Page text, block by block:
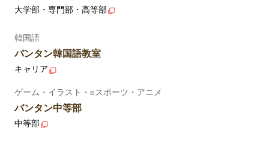
大学部・専門部・高等部
韓国語
バンタン韓国語教室
キャリア
ゲーム・イラスト・eスポーツ・アニメ
バンタン中等部
中等部